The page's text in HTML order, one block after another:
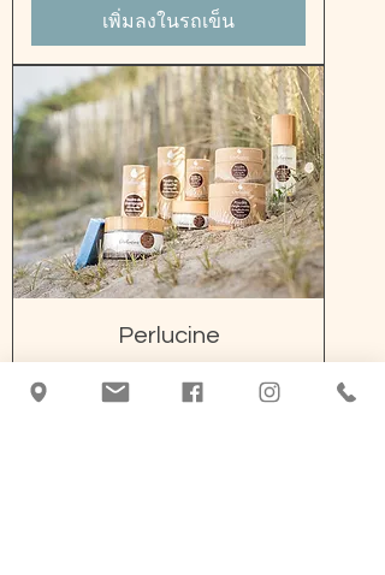
เพิ่มลงในรถเข็น
Perlucine
ราคาเริ่มต้นที่€10.50
ราคาขายลด